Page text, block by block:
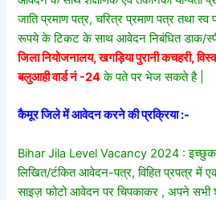
जाति प्रमाण पत्र, चरित्र प्रमाण पत्र तथा
रूपये के टिकट के साथ आवेदन निबंधित डाक/
जिला नियोजनालय, खगड़िया पुरानी कचहरी,
बलुआही वार्ड नं -24के पते पर भेज सकते है |
कैमूर जिले में आवेदन करने की प्रक्रिया :-
Bihar Jila Level Vacancy 2024 :
लिखित/टंकित आवेदन-पत्र, विहित प्रपत्र में एक
साइज़ फोटो आवेदन पर चिपकाकर , अपने सभी